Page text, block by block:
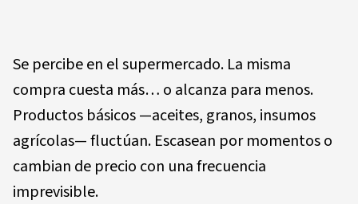
Se percibe en el supermercado. La misma
compra cuesta más… o alcanza para menos.
Productos básicos —aceites, granos, insumos
agrícolas— fluctúan. Escasean por momentos o
cambian de precio con una frecuencia
imprevisible.